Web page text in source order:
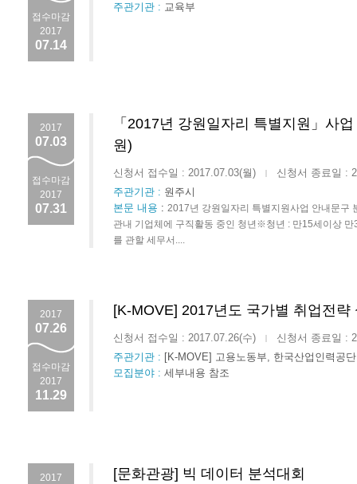
접수마감
2017
07.14
주관기관 : 교육부
2017
07.03
접수마감
2017
07.31
「2017년 강원일자리 특별지원」사
원)
신청서 접수일 : 2017.07.03(월) |
신청서 종료일 :
주관기관 : 원주시
본문 내용 : 2017년 강원일자리 특별지원사업 안내문구
관내 기업체에 구직활동 중인 청년※청년 : 만15세이상
를 관할 세무서....
2017
07.26
접수마감
2017
11.29
[K-MOVE] 2017년도 국가별 취업전
신청서 접수일 : 2017.07.26(수) |
신청서 종료일 :
주관기관 : [K-MOVE] 고용노동부, 한국산업인력공단
모집분야 : 세부내용 참조
2017 [문화관광] 빅 데이터 분석대회